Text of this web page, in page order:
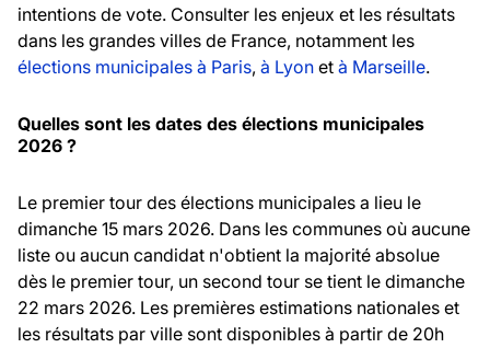
intentions de vote. Consulter les enjeux et les résultats
dans les grandes villes de France, notamment les
élections municipales à Paris, à Lyon et à Marseille.
Quelles sont les dates des élections municipales
2026 ?
Le premier tour des élections municipales a lieu le
dimanche 15 mars 2026. Dans les communes où aucune
liste ou aucun candidat n'obtient la majorité absolue
dès le premier tour, un second tour se tient le dimanche
22 mars 2026. Les premières estimations nationales et
les résultats par ville sont disponibles à partir de 20h